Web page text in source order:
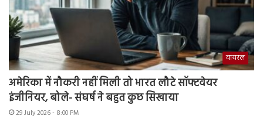
वायरल
अमेरिका में नौकरी नहीं मिली तो भारत लौटे सॉफ्टवेयर
इंजीनियर, बोले- संघर्ष ने बहुत कुछ सिखाया
29 July 2026 - 8:00 PM